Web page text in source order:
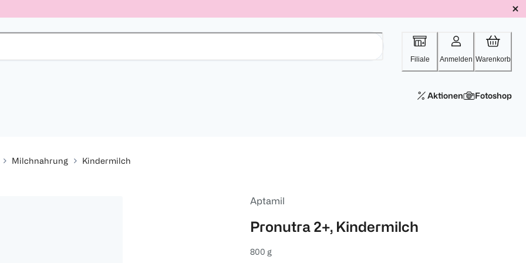
Filiale Anmelden Warenkorb
Aktionen Fotoshop
Milchnahrung Kindermilch
Aptamil
Pronutra 2+, Kindermilch
800 g